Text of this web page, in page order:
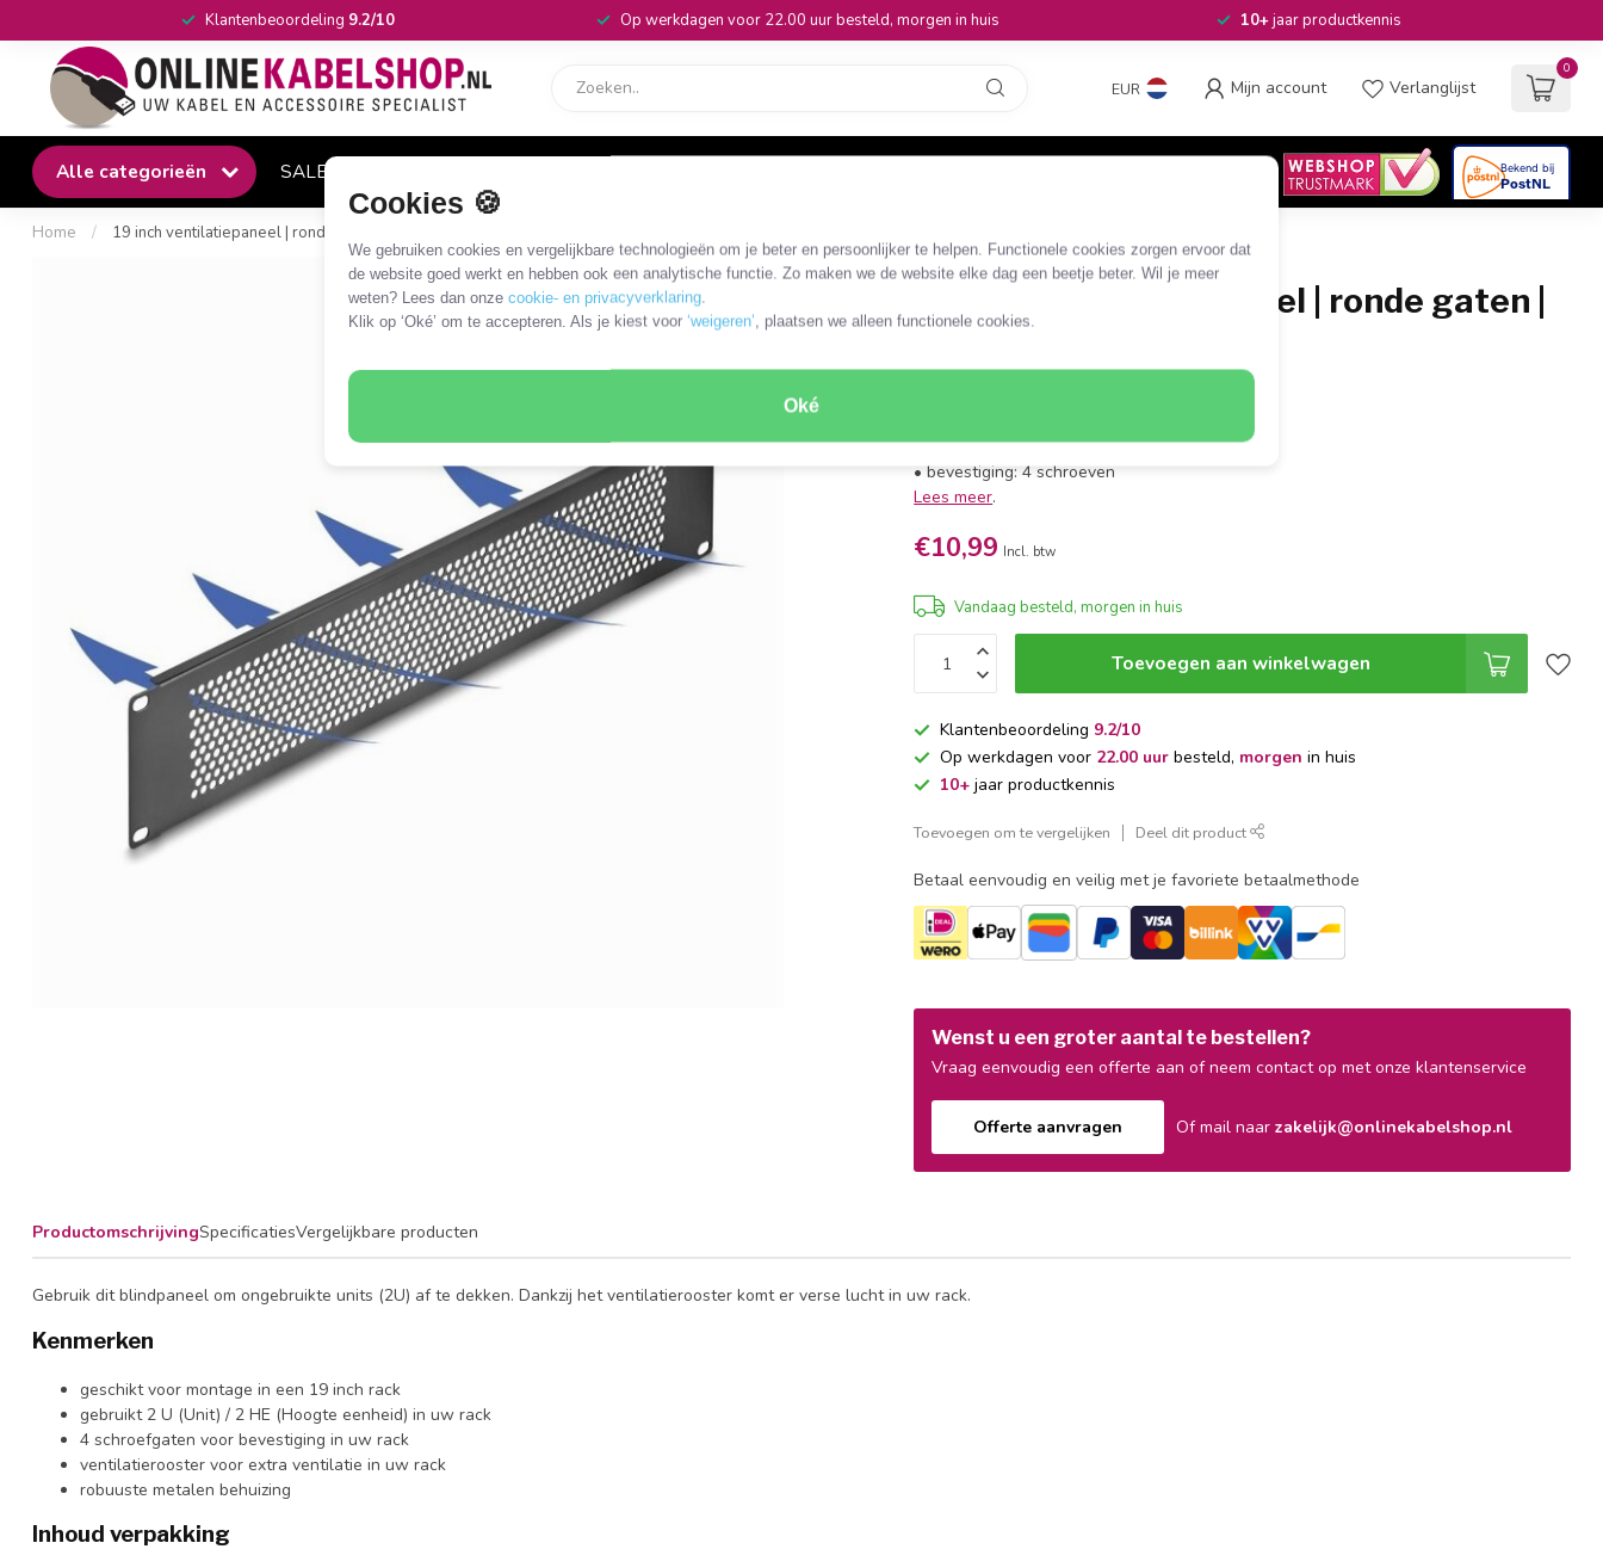
Cookies 🍪
We gebruiken cookies en vergelijkbare technologieën om je beter en persoonlijker te helpen. Functionele cookies zorgen ervoor dat
de website goed werkt en hebben ook een analytische functie. Zo maken we de website elke dag een beetje beter. Wil je meer
weten? Lees dan onze cookie- en privacyverklaring.
Klik op ‘Oké’ om te accepteren. Als je kiest voor ‘weigeren’, plaatsen we alleen functionele cookies.
Oké
Klantenbeoordeling 9.2/10 Op werkdagen voor 22.00 uur besteld, morgen in huis 10+jaar productkennis
EUR Mijn account Verlanglijst
0
Alle categorieën SALE
Home / 19 inch ventilatiepaneel | ronde gaten | 2U | zwart
OKS-15728
19 inch ventilatiepaneel | ronde gaten |
2U | zwart
• montage: 19 inch rack (2 U)
• bevestiging: 4 schroeven
Lees meer.
€10,99 Incl. btw
Vandaag besteld, morgen in huis
Toevoegen aan winkelwagen
Klantenbeoordeling 9.2/10
Op werkdagen voor 22.00 uur besteld, morgen in huis
10+ jaar productkennis
Toevoegen om te vergelijken Deel dit product
Betaal eenvoudig en veilig met je favoriete betaalmethode
Wenst u een groter aantal te bestellen?
Vraag eenvoudig een offerte aan of neem contact op met onze klantenservice
Offerte aanvragen Of mail naarzakelijk@onlinekabelshop.nl
ProductomschrijvingSpecificatiesVergelijkbare producten
Gebruik dit blindpaneel om ongebruikte units (2U) af te dekken. Dankzij het ventilatierooster komt er verse lucht in uw rack.
Kenmerken
geschikt voor montage in een 19 inch rack
gebruikt 2 U (Unit) / 2 HE (Hoogte eenheid) in uw rack
4 schroefgaten voor bevestiging in uw rack
ventilatierooster voor extra ventilatie in uw rack
robuuste metalen behuizing
Inhoud verpakking